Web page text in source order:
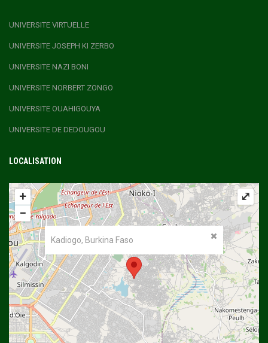
UNIVERSITE VIRTUELLE
UNIVERSITE JOSEPH KI ZERBO
UNIVERSITE NAZI BONI
UNIVERSITE NORBERT ZONGO
UNIVERSITE OUAHIGOUYA
UNIVERSITE DE DEDOUGOU
LOCALISATION
Kadiogo, Burkina Faso
+
−
⤢